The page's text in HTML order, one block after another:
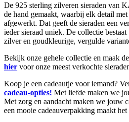
De 925 sterling zilveren sieraden van
de hand gemaakt, waarbij elk detail
afgewerkt. Dat geeft de sieraden een
ieder sieraad uniek. De collectie
zilver en goudkleurige, vergulde
Bekijk onze gehele collectie en maak
hier voor onze meest verkochte
Koop je een cadeautje voor iemand?
cadeau-opties! Met liefde maken we
Met zorg en aandacht maken we jouw
een mooie cadeauverpakking maakt